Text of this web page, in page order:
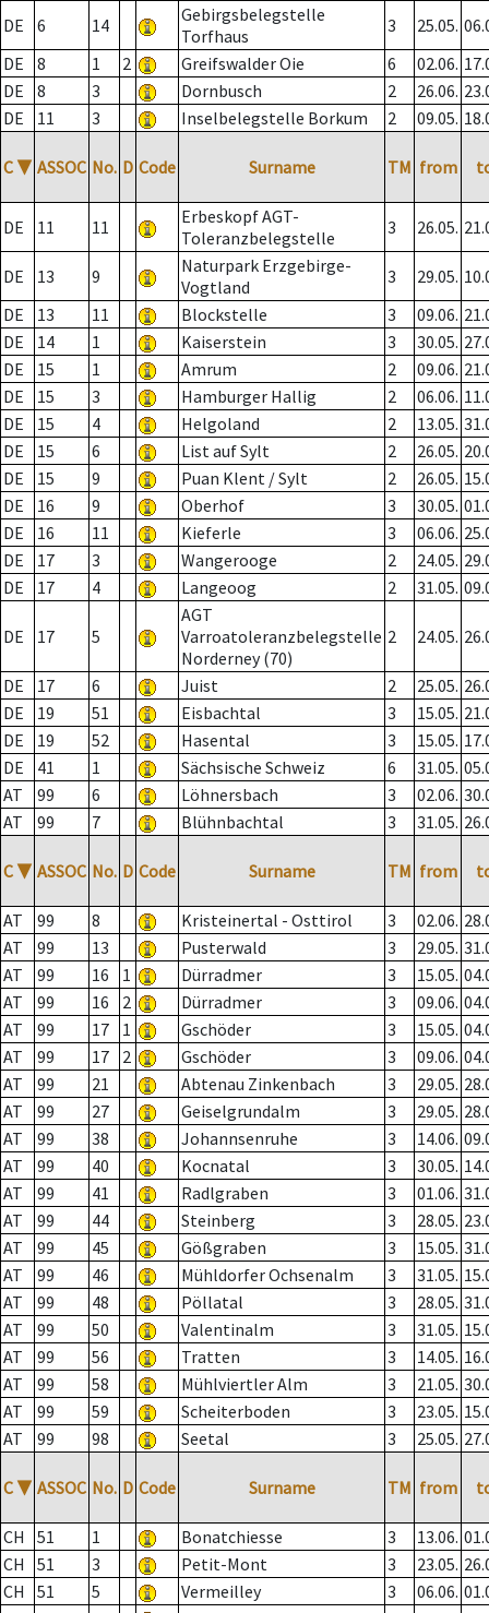
DE
6 14
Gebirgsbelegstelle
Torfhaus
3 25.05.
DE
8 1 2 Greifswalder Oie 6 02.06.
DE
8 3 Dornbusch 2 26.06.
DE
11 3 Inselbelegstelle Borkum 2 09.05.
C ▼ ASSOC No. D Code Surname TM from
DE 11 11
Erbeskopf AGT-
Toleranzbelegstelle
3 26.05.
DE 13 9
Naturpark Erzgebirge-
Vogtland
3 29.05.
DE
13 11 Blockstelle 3 09.06.
DE
14 1 Kaiserstein 3 30.05.
DE
15 1 Amrum 2 09.06.
DE
15 3 Hamburger Hallig 2 06.06.
DE
15 4 Helgoland 2 13.05.
DE
15 6 List auf Sylt 2 26.05.
DE
15 9 Puan Klent / Sylt 2 26.05.
DE
16 9 Oberhof 3 30.05.
DE
16 11 Kieferle 3 06.06.
DE
17 3 Wangerooge 2 24.05.
DE
17 4 Langeoog 2 31.05.
DE 17 5
AGT
Varroatoleranzbelegstelle
Norderney (70)
2 24.05.
DE 17 6 Juist 2 25.05.
DE
19 51 Eisbachtal 3 15.05.
DE
19 52 Hasental 3 15.05.
DE
41 1 Sächsische Schweiz 6 31.05.
AT
99 6 Löhnersbach 3 02.06.
AT
99 7 Blühnbachtal 3 31.05.
C ▼ ASSOC No. D Code Surname TM from
AT 99 8 Kristeinertal - Osttirol 3 02.06.
AT
99 13 Pusterwald 3 29.05.
AT
99 16 1 Dürradmer 3 15.05.
AT
99 16 2 Dürradmer 3 09.06.
AT
99 17 1 Gschöder 3 15.05.
AT
99 17 2 Gschöder 3 09.06.
AT
99 21 Abtenau Zinkenbach 3 29.05.
AT
99 27 Geiselgrundalm 3 29.05.
AT
99 38 Johannsenruhe 3 14.06.
AT
99 40 Kocnatal 3 30.05.
AT
99 41 Radlgraben 3 01.06.
AT
99 44 Steinberg 3 28.05.
AT
99 45 Gößgraben 3 15.05.
AT
99 46 Mühldorfer Ochsenalm 3 31.05.
AT
99 48 Pöllatal 3 28.05.
AT
99 50 Valentinalm 3 31.05.
AT
99 56 Tratten 3 14.05.
AT
99 58 Mühlviertler Alm 3 21.05.
AT
99 59 Scheiterboden 3 23.05.
AT
99 98 Seetal 3 25.05.
C ▼ ASSOC No. D Code Surname TM from
CH 51 1 Bonatchiesse 3 13.06.
CH
51 3 Petit-Mont 3 23.05.
CH
51 5 Vermeilley 3 06.06.